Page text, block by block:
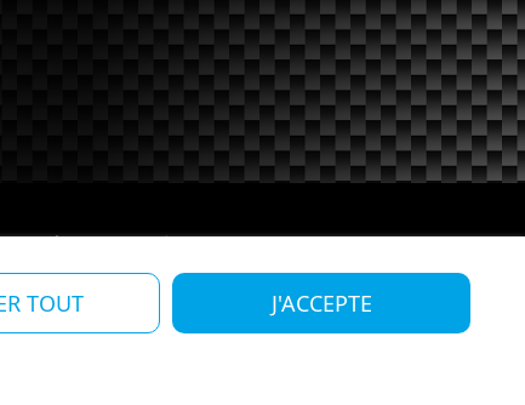
TOUT J'ACCEPTE
des données personnelles